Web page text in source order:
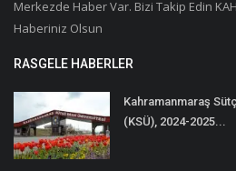
Merkezde Haber Var. Bizi Takip Edin
Haberiniz Olsun
RASGELE HABERLER
Kahramanmaraş
(KSÜ), 2024-2025...